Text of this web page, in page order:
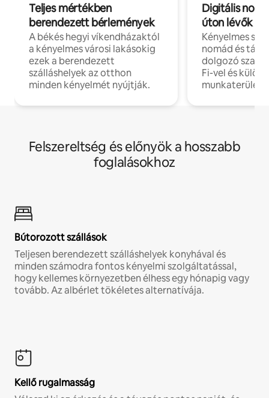
Teljes mértékben
berendezett bérlemények
A békés hegyi víkendházaktól
a kényelmes városi lakásokig
ezek a berendezett
szálláshelyek az otthon
minden kényelmét nyújtják.
Digitális
úton lévők
Kényelmes
nomád és
dolgozó
Fi-vel és külön
Felszereltség és előnyök a hosszabb
foglalásokhoz
Bútorozott szállások
Teljesen berendezett szálláshelyek konyhával és
minden számodra fontos kényelmi szolgáltatással,
hogy kellemes környezetben élhess egy hónapig vagy
tovább. Az albérlet tökéletes alternatívája.
Kellő rugalmasság